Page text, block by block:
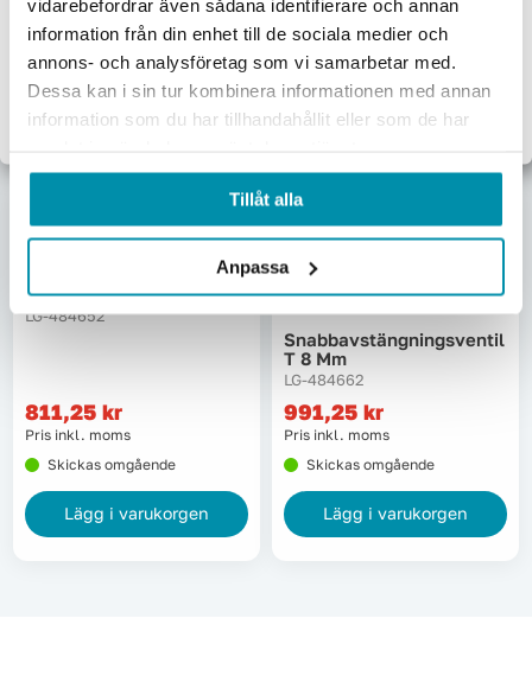
vidarebefordrar även sådana identifierare och annan
information från din enhet till de sociala medier och
annons- och analysföretag som vi samarbetar med.
Dessa kan i sin tur kombinera informationen med annan
information som du har tillhandahållit eller som de har
Tillåt alla
Anpassa
643,75kr
Pris inkl. moms
Skickas omgående
Lägg i varukorgen
3 396,25kr
Pris inkl. moms
Skickas omgående
Lägg i varukorgen
Rak Ventil 8 Mm Stål
LG-484652
811,25 kr
Pris inkl. moms
Skickas omgående
Lägg i varukorgen
Snabbavstängningsventil
T 8 Mm
LG-484662
991,25 kr
Pris inkl. moms
Skickas omgående
Lägg i varukorgen
Jag handlar som:
Företag
Exkl. moms
Privat
Inkl. moms